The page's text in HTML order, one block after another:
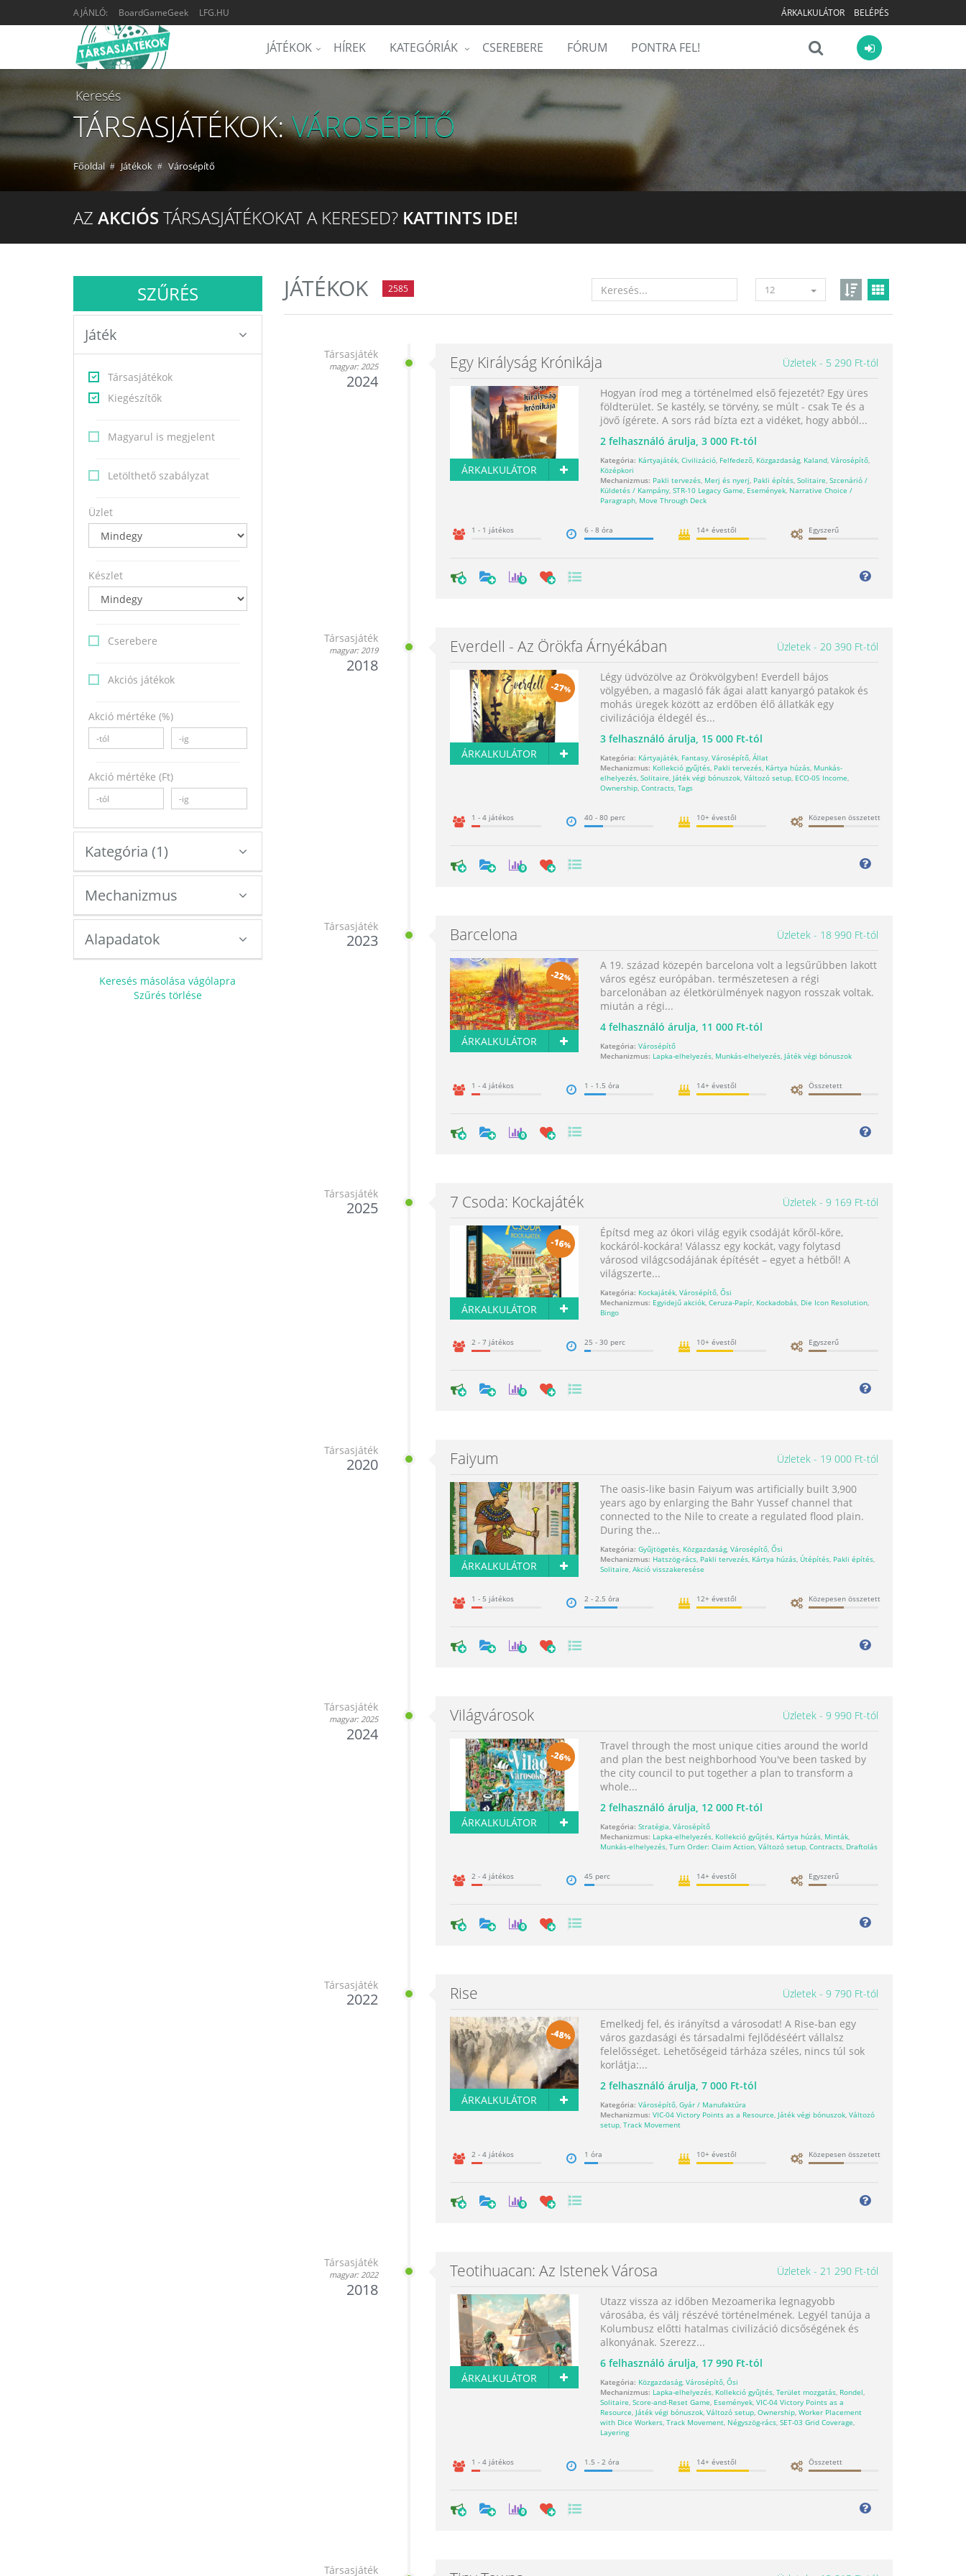
AJÁNLÓ: BoardGameGeek LFG.HU ÁRKALKULÁTOR BELÉPÉS
JÁTÉKOK HÍREK KATEGÓRIÁK CSEREBERE FÓRUM PONTRA FEL!
Keresés
TÁRSASJÁTÉKOK:VÁROSÉPÍTŐ
Főoldal Játékok Városépítő
AZ AKCIÓSTÁRSASJÁTÉKOKAT A KERESED? KATTINTS IDE!
SZŰRÉS
Játék
Társasjátékok
Kiegészítők
Magyarul is megjelent
Letölthető szabályzat
Üzlet
Készlet
Cserebere
Akciós játékok
Akció mértéke (%)
Akció mértéke (Ft)
Kategória (1)
Mechanizmus
Alapadatok
Keresés másolása vágólapra
Szűrés törlése
JÁTÉKOK 2585 12
Társasjáték
magyar: 2025
2024
Egy Királyság Krónikája Üzletek 5 290 Ft-tól
ÁRKALKULÁTOR
Hogyan írod meg a történelmed első fejezetét? Egy üres
földterület. Se kastély, se törvény, se múlt - csak Te és a
jövő ígérete. A sors rád bízta ezt a vidéket, hogy abból...
2felhasználó árulja, 3 000 Ft-tól
Kategória: Kártyajáték, Civilizáció, Felfedező, Közgazdaság, Kaland, Városépítő,
Középkori
Mechanizmus: Pakli tervezés, Merj és nyerj, Pakli építés, Solitaire, Szcenárió /
Küldetés / Kampány, STR-10 Legacy Game, Események, Narrative Choice /
Paragraph, Move Through Deck
1 - 1 játékos 6 - 8 óra 14+ évestől Egyszerű
0
Társasjáték
magyar: 2019
2018
Everdell - Az Örökfa Árnyékában Üzletek 20 390 Ft-tól
-27%
ÁRKALKULÁTOR
Légy üdvözölve az Örökvölgyben! Everdell bájos
völgyében, a magasló fák ágai alatt kanyargó patakok és
mohás üregek között az erdőben élő állatkák egy
civilizációja éldegél és...
3felhasználó árulja, 15 000 Ft-tól
Kategória: Kártyajáték, Fantasy, Városépítő, Állat
Mechanizmus: Kollekció gyűjtés, Pakli tervezés, Kártya húzás, Munkás-
elhelyezés, Solitaire, Játék végi bónuszok, Változó setup, ECO-05 Income,
Ownership, Contracts, Tags
1 - 4 játékos 40 - 80 perc 10+ évestől Közepesen összetett
0
Társasjáték
2023 Barcelona Üzletek 18 990 Ft-tól
-22%
ÁRKALKULÁTOR
A 19. század közepén barcelona volt a legsűrűbben lakott
város egész európában. természetesen a régi
barcelonában az életkörülmények nagyon rosszak voltak.
miután a régi...
4felhasználó árulja, 11 000 Ft-tól
Kategória: Városépítő
Mechanizmus: Lapka-elhelyezés, Munkás-elhelyezés, Játék végi bónuszok
1 - 4 játékos 1 - 1.5 óra 14+ évestől Összetett
0
Társasjáték
2025 7 Csoda: Kockajáték Üzletek 9 169 Ft-tól
-16%
ÁRKALKULÁTOR
Építsd meg az ókori világ egyik csodáját kőről-kőre,
kockáról-kockára! Válassz egy kockát, vagy folytasd
városod világcsodájának építését – egyet a hétből! A
világszerte...
Kategória: Kockajáték, Városépítő, Ősi
Mechanizmus: Egyidejű akciók, Ceruza-Papír, Kockadobás, Die Icon Resolution,
Bingo
2 - 7 játékos 25 - 30 perc 10+ évestől Egyszerű
0
Társasjáték
2020 Faiyum Üzletek 19 000 Ft-tól
ÁRKALKULÁTOR
The oasis-like basin Faiyum was artificially built 3,900
years ago by enlarging the Bahr Yussef channel that
connected to the Nile to create a regulated flood plain.
During the...
Kategória: Gyűjtögetés, Közgazdaság, Városépítő, Ősi
Mechanizmus: Hatszög-rács, Pakli tervezés, Kártya húzás, Útépítés, Pakli építés,
Solitaire, Akció visszakeresése
1 - 5 játékos 2 - 2.5 óra 12+ évestől Közepesen összetett
0
Társasjáték
magyar: 2025
2024
Világvárosok Üzletek 9 990 Ft-tól
-26%
ÁRKALKULÁTOR
Travel through the most unique cities around the world
and plan the best neighborhood You've been tasked by
the city council to put together a plan to transform a
whole...
2felhasználó árulja, 12 000 Ft-tól
Kategória: Stratégia, Városépítő
Mechanizmus: Lapka-elhelyezés, Kollekció gyűjtés, Kártya húzás, Minták,
Munkás-elhelyezés, Turn Order: Claim Action, Változó setup, Contracts, Draftolás
2 - 4 játékos 45 perc 14+ évestől Egyszerű
0
Társasjáték
2022 Rise Üzletek 9 790 Ft-tól
-48%
ÁRKALKULÁTOR
Emelkedj fel, és irányítsd a városodat! A Rise-ban egy
város gazdasági és társadalmi fejlődéséért vállalsz
felelősséget. Lehetőségeid tárháza széles, nincs túl sok
korlátja:...
2felhasználó árulja, 7 000 Ft-tól
Kategória: Városépítő, Gyár / Manufaktúra
Mechanizmus: VIC-04 Victory Points as a Resource Játék végi bónuszok, Változó
setup, Track Movement
2 - 4 játékos 1 óra 10+ évestől Közepesen összetett
0
Társasjáték
magyar: 2022
2018
Teotihuacan: Az Istenek Városa Üzletek 21 290 Ft-tól
ÁRKALKULÁTOR
Utazz vissza az időben Mezoamerika legnagyobb
városába, és válj részévé történelmének. Legyél tanúja a
Kolumbusz előtti hatalmas civilizáció dicsőségének és
alkonyának. Szerezz...
6felhasználó árulja, 17 990 Ft-tól
Kategória: Közgazdaság, Városépítő, Ősi
Mechanizmus: Lapka-elhelyezés, Kollekció gyűjtés, Terület mozgatás, Rondel
Solitaire Score-and-Reset Game Események, VIC-04 Victory Points as a
Resource Játék végi bónuszok, Változó setup, Ownership, Worker Placement
with Dice Workers, Track Movement, Négyszög-rács, SET-03 Grid Coverage
Layering
1 - 4 játékos 1.5 - 2 óra 14+ évestől Összetett
0
Társasjáték